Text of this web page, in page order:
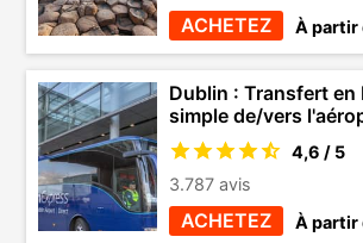
ACHETEZ À partir
Dublin : Transfert en
simple de/vers
4,6 / 5
3.787 avis
ACHETEZ À partir